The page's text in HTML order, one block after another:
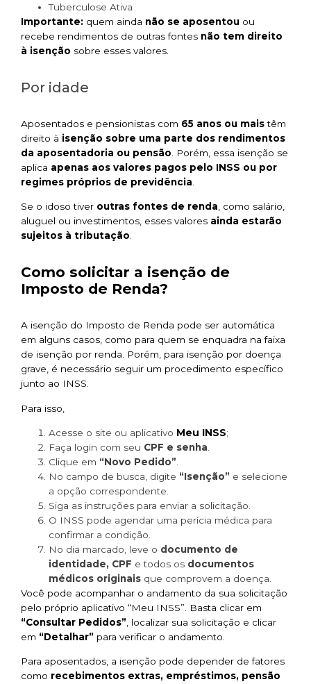
Tuberculose Ativa
Importante: quem ainda não se aposentou ou
recebe rendimentos de outras fontes não tem direito
à isenção sobre esses valores.
Por idade
Aposentados e pensionistas com 65 anos ou maistêm
direito à isenção sobre uma parte dos rendimentos
da aposentadoria ou pensão . Porém, essa isenção se
aplica apenas aos valores pagos pelo INSS ou por
regimes próprios de previdência
Se o idoso tiver outras fontes de renda , como salário,
aluguel ou investimentos, esses valores ainda estarão
sujeitos à tributação
Como solicitar a isenção de
Imposto de Renda?
A isenção do Imposto de Renda pode ser automática
em alguns casos, como para quem se enquadra na faixa
de isenção por renda. Porém, para isenção por doença
grave, é necessário seguir um procedimento específico
junto ao INSS.
Para isso,
Acesse o site ou aplicativo Meu INSS;
Faça login com seu CPF e senha
Clique em “Novo Pedido”
No campo de busca, digite “Isenção” e selecione
a opção correspondente.
Siga as instruções para enviar a solicitação.
O INSS pode agendar uma perícia médica para
confirmar a condição.
No dia marcado, leve o documento de
identidade, CPF e todos os documentos
médicos originais que comprovem a doença.
Você pode acompanhar o andamento da sua solicitação
pelo próprio aplicativo “Meu INSS”. Basta clicar em
“Consultar Pedidos” , localizar sua solicitação e clicar
em “Detalhar” para verificar o andamento.
Para aposentados, a isenção pode depender de fatores
como recebimentos extras, empréstimos, pensão